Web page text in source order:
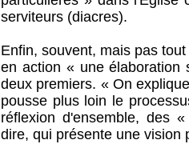
serviteurs (diacres).
Enfin, souvent, mais pas
en action « une élaboration
deux premiers. « On
pousse plus loin le
réflexion d'ensemble, des
dire, qui présente une vision